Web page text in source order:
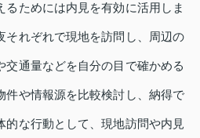
るためには内見を有効に活用しま
それぞれで現地を訪問し、周辺の
交通量などを自分の目で確かめる
件や情報源を比較検討し、納得で
的な行動として、現地訪問や内見